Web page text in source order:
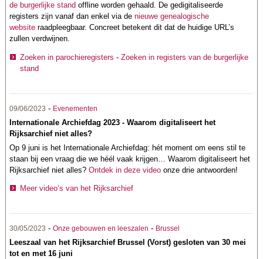
de burgerlijke stand offline worden gehaald. De gedigitaliseerde
registers zijn vanaf dan enkel via denieuwe genealogische
website raadpleegbaar. Concreet betekent dit dat de huidige URL’s
zullen verdwijnen.
Zoeken in parochieregisters -Zoeken in registers van de burgerlijke
stand
09/06/2023 - Evenementen
Internationale Archiefdag 2023 - Waarom digitaliseert het
Rijksarchief niet alles?
Op 9 juni is het Internationale Archiefdag: hét moment om eens stil te
staan bij een vraag die we héél vaak krijgen… Waarom digitaliseert het
Rijksarchief niet alles?Ontdek in deze video onze drie antwoorden!
Meer video’s van het Rijksarchief
30/05/2023 -Onze gebouwen en leeszalen - Brussel
Leeszaal van het Rijksarchief Brussel (Vorst) gesloten van 30 mei
tot en met 16 juni